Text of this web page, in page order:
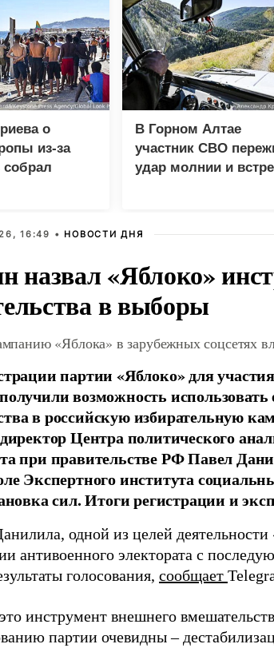
о
из-за
собрал
В Горном Алтае
участник СВО
удар молнии и
16:49 • НОВОСТИ ДНЯ
назвал «Яблоко»
в выборы
«Яблока» в зарубежных соцсетях
партии «Яблоко» для
возможность
в российскую избирательную
Центра политического
при правительстве РФ Павел
Экспертного института
сил. Итоги регистрации и
одной из целей деятельности
антивоенного электората с
голосования, сообщает
инструмент внешнего
партии очевидны –